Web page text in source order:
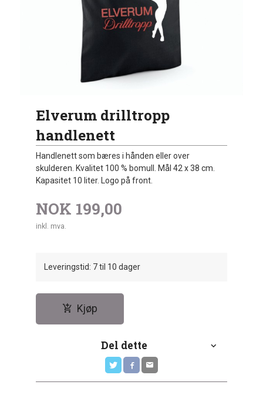
Elverum drilltropp
handlenett
Handlenett som bæres i hånden eller over
skulderen. Kvalitet 100 % bomull. Mål 42 x 38 cm.
Kapasitet 10 liter. Logo på front.
NOK 199,00
inkl. mva.
Leveringstid: 7 til 10 dager
Kjøp
Del dette